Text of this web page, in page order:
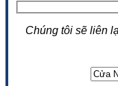
Chúng tôi sẽ liên